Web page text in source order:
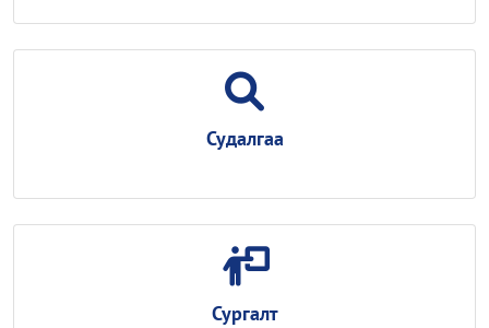
Судалгаа
Сургалт